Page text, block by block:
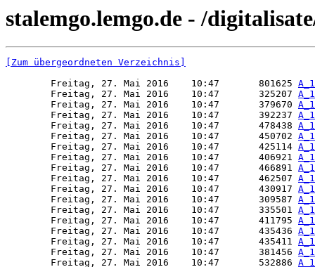
stalemgo.lemgo.de - /
[Zum übergeordneten Verzeichnis]
        Freitag, 27. Mai 2016    10:47       801625
        Freitag, 27. Mai 2016    10:47       325207
        Freitag, 27. Mai 2016    10:47       379670
        Freitag, 27. Mai 2016    10:47       392237
        Freitag, 27. Mai 2016    10:47       478438
        Freitag, 27. Mai 2016    10:47       450702
        Freitag, 27. Mai 2016    10:47       425114
        Freitag, 27. Mai 2016    10:47       406921
        Freitag, 27. Mai 2016    10:47       466891
        Freitag, 27. Mai 2016    10:47       462507
        Freitag, 27. Mai 2016    10:47       430917
        Freitag, 27. Mai 2016    10:47       309587
        Freitag, 27. Mai 2016    10:47       335501
        Freitag, 27. Mai 2016    10:47       411795
        Freitag, 27. Mai 2016    10:47       435436
        Freitag, 27. Mai 2016    10:47       435411
        Freitag, 27. Mai 2016    10:47       381456
        Freitag, 27. Mai 2016    10:47       532886